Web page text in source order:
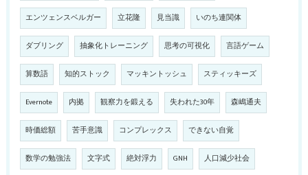
エンツェンスベルガー 立花隆 見当識 いのち連関体
ダブリング 抽象化トレーニング 思考の可視化 言語ゲーム
算数語 知的ストック マッキントッシュ スティッキーズ
Evernote 内拠 観察力を鍛える 失われた30年 森嶋通夫
時価総額 苦手意識 コンプレックス できない自覚
数学の勉強法 文字式 絶対浮力 GNH 人口減少社会